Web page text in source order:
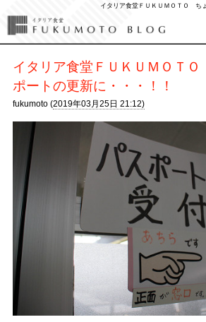
イタリア食堂ＦＵＫＵＭＯＴＯ ち
イタリア食堂ＦＵＫＵＭＯＴ
ポートの更新に・・・！！
fukumoto (2019年03月25日 21:12)